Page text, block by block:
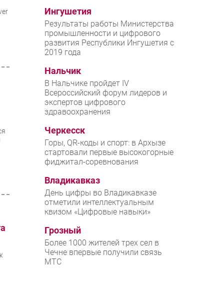
IT класс
Тестовый стенд
Каталог компаний
Ингушетия
Результаты работы Министерства
промышленности и цифрового
развития Республики Ингушетия с
2019 года
Нальчик
В Нальчике пройдет IV
Всероссийский форум лидеров и
экспертов цифрового
здравоохранения
Черкесск
Горы, QR-коды и спорт: в Архызе
стартовали первые высокогорные
фиджитал-соревнования
Владикавказ
День цифры во Владикавказе
отметили интеллектуальным
квизом «Цифровые навыки»
Грозный
Более 1000 жителей трех сел в
Чечне впервые получили связь
МТС